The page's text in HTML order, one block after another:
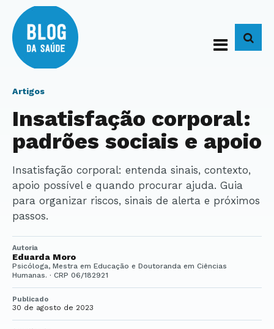
Artigos
Insatisfação corporal:
padrões sociais e apoio
Insatisfação corporal: entenda sinais, contexto,
apoio possível e quando procurar ajuda. Guia
para organizar riscos, sinais de alerta e próximos
passos.
Autoria
Eduarda Moro
Psicóloga, Mestra em Educação e Doutoranda em Ciências
Humanas. · CRP 06/182921
Publicado
30 de agosto de 2023